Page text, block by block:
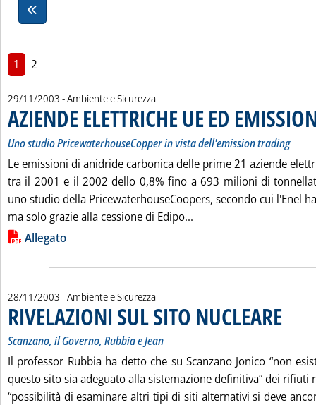
1 2
29/11/2003 - Ambiente e Sicurezza
AZIENDE ELETTRICHE UE ED
Uno studio PricewaterhouseCopper in vista dell'emission trading
Le emissioni di anidride carbonica delle prime 21 aziende
tra il 2001 e il 2002 dello 0,8% fino a 693 milioni di
uno studio della PricewaterhouseCoopers, secondo cui l'Enel
ma solo grazie alla cessione di Edipo...
Lista allegati PDF alla notizia
Allegato
28/11/2003 - Ambiente e Sicurezza
RIVELAZIONI SUL SITO NUCLEARE
Scanzano, il Governo, Rubbia e Jean
Il professor Rubbia ha detto che su Scanzano Jonico “non
questo sito sia adeguato alla sistemazione definitiva” dei rifiuti
“possibilità di esaminare altri tipi di siti alternativi si deve